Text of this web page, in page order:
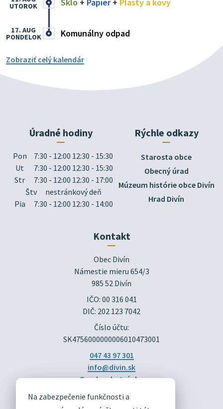
Na zabezpečenie funkčnosti a
UTOROK
Komunálny odpad
17. AUG
PONDELOK
Zobraziť celý kalendár
Úradné hodiny
Pon
7:30 - 12:00 12:30 - 15:30
Ut
7:30 - 12:00 12:30 - 15:30
Str
7:30 - 12:00 12:30 - 17:00
Štv
nestránkový deň
Pia
7:30 - 12:00 12:30 - 14:00
Rýchle odkazy
Starosta obce
Obecný úrad
Múzeum histórie obce Divín
Hrad Divín
Kontakt
Obec Divín
Námestie mieru 654/3
985 52 Divín
IČO: 00 316 041
DIČ: 202 123 7042
Číslo účtu:
SK4756000000006010473001
047 43 97 301
info@divin.sk
Facebook stránka